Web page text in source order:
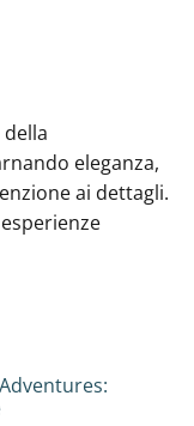
eleganza,
ai dettagli.